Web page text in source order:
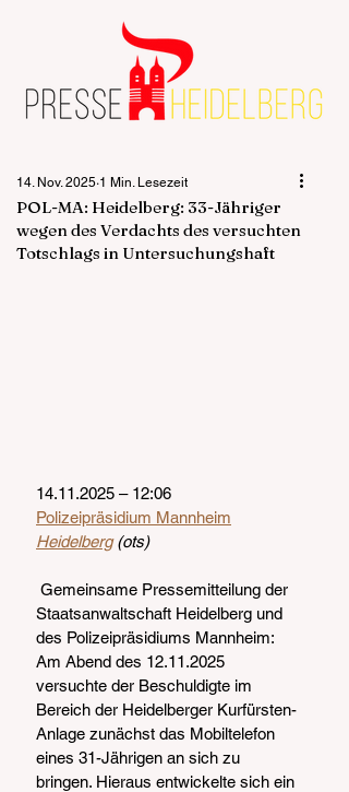
POL-MA: Heidelberg: 33-Jähriger
wegen des Verdachts des versuchten
Totschlags in Untersuchungshaft
14. Nov. 2025 1 Min. Lesezeit
14.11.2025 – 12:06
Polizeipräsidium Mannheim
Heidelberg (ots)
Gemeinsame Pressemitteilung der
Staatsanwaltschaft Heidelberg und
des Polizeipräsidiums Mannheim:
Am Abend des 12.11.2025
versuchte der Beschuldigte im
Bereich der Heidelberger Kurfürsten-
Anlage zunächst das Mobiltelefon
eines 31-Jährigen an sich zu
bringen. Hieraus entwickelte sich ein